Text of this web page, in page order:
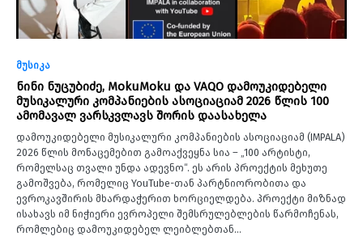
მუსიკა
ნინი ნუცუბიძე, MokuMoku და VAQO დამოუკიდებელი
მუსიკალური კომპანიების ასოციაციამ 2026 წლის 100
ამომავალ ვარსკვლავს შორის დაასახელა
დამოუკიდებელი მუსიკალური კომპანიების ასოციაციამ (IMPALA)
2026 წლის მონაცემებით გამოაქვეყნა სია – „100 არტისტი,
რომელსაც თვალი უნდა ადევნო“. ეს არის პროექტის მეხუთე
გამოშვება, რომელიც YouTube-თან პარტნიორობითა და
ევროკავშირის მხარდაჭერით ხორციელდება. პროექტი მიზნად
ისახავს იმ ნიჭიერი ევროპელი შემსრულებლების წარმოჩენას,
რომლებიც დამოუკიდებელ ლეიბლებთან…